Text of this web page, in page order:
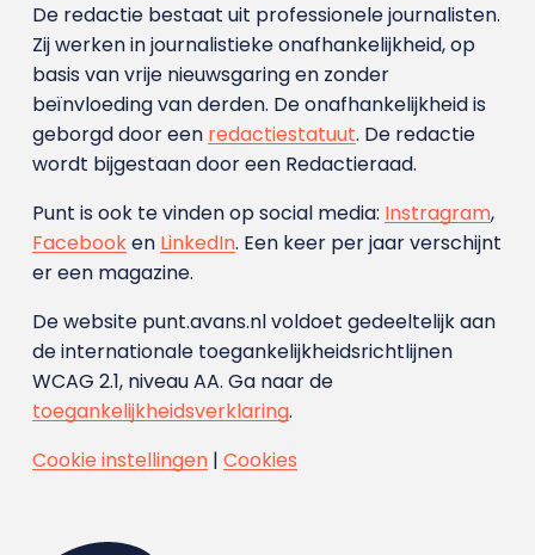
De redactie bestaat uit professionele journalisten.
Zij werken in journalistieke onafhankelijkheid, op
basis van vrije nieuwsgaring en zonder
beïnvloeding van derden. De onafhankelijkheid is
geborgd door een redactiestatuut. De redactie
wordt bijgestaan door een Redactieraad.
Punt is ook te vinden op social media: Instragram,
Facebooken LinkedIn. Een keer per jaar verschijnt
er een magazine.
De website punt.avans.nl voldoet gedeeltelijk aan
de internationale toegankelijkheidsrichtlijnen
WCAG 2.1, niveau AA. Ga naar de
toegankelijkheidsverklaring.
Cookie instellingen| Cookies